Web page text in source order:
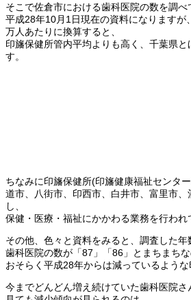
そこで佐倉市における歯科医院の数を調べ
平成28年10月1日現在の資料になりますが
万人あたりに換算すると、
印旛保健所管内平均よりも高く、千葉県
す。
ちなみに印旛保健所(印旛健康福祉センタ
道市、八街市、印西市、白井市、富里市
し、
保健・医療・福祉にかかわる業務を行われ
その他、色々と資料をみると、調査した年
歯科医院の数が「87」「86」とまちまちな
おそらく平成28年からは減っているような
今までどんどん増え続けていた歯科医院さ